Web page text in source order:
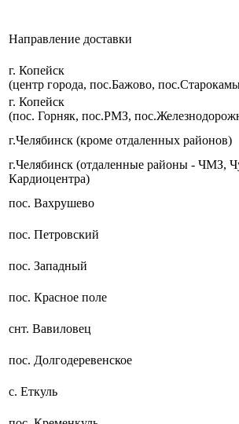
Направление доставки
г. Копейск
(центр города, пос.Бажово,
г. Копейск
(пос. Горняк, пос.РМЗ,
г.Челябинск (кроме отдаленных районов)
г.Челябинск (отдаленные районы - ЧМЗ,
Кардиоцентра)
пос. Вахрушево
пос. Петровский
пос. Западный
пос. Красное поле
снт. Вавиловец
пос. Долгодеревенское
с. Еткуль